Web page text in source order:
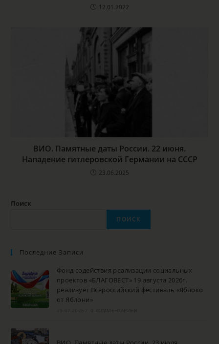
12.01.2022
ВИО. Памятные даты России. 22 июня.
Нападение гитлеровской Германии на СССР
23.06.2025
Поиск
ПОИСК
Последние Записи
Фонд содействия реализации социальных
проектов «БЛАГОВЕСТ» 19 августа 2026г.
реализует Всероссийский фестиваль «Яблоко
от Яблони»